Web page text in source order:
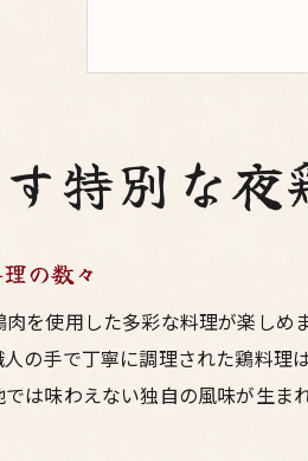
デートに最
豊富なメニ
梅田の個室居酒
梅田で見つ
プライベー
絶品鶏料理
特別な
の数々
を使用した多彩な料理が楽し
の手で丁寧に調理された鶏料
は味わえない独自の風味が生